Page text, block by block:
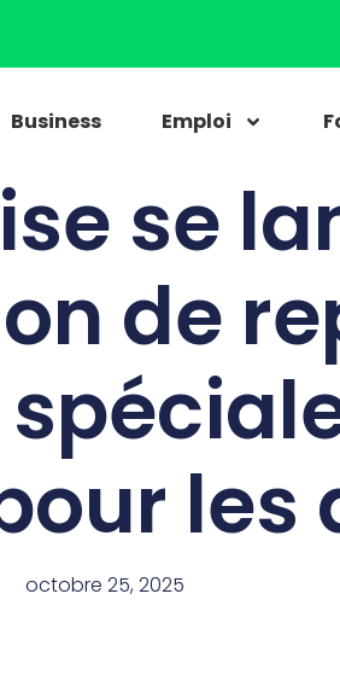
Business Emploi
se
de
les
octobre 25, 2025